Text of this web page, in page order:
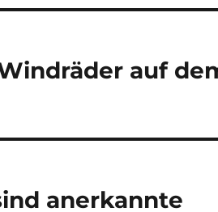
auf
anerkannte